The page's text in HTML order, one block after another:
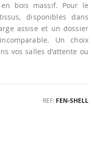
bois massif. Pour le
disponibles dans
assise et un dossier
Un choix
vos salles d’attente ou
REF FEN-SHELL